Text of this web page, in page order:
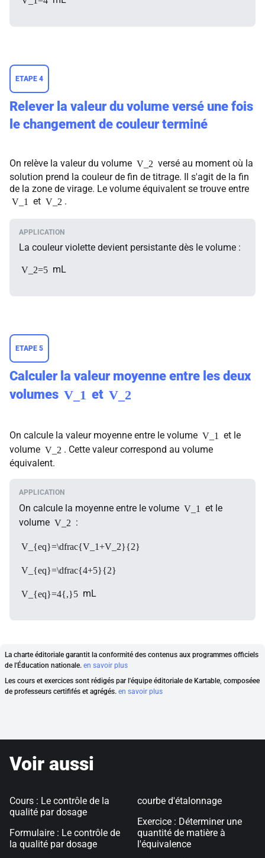
ETAPE 4
Relever la valeur du volume versé une fois
le changement de couleur terminé
On relève la valeur du volume V_2 versé au moment où la
solution prend la couleur de fin de titrage. Il s'agit de la fin
de la zone de virage. Le volume équivalent se trouve entre
V_1 et V_2 .
La couleur violette devient persistante dès le volume :
V_2=5 mL
ETAPE 5
Calculer la valeur moyenne entre les deux
volumes V_1 et V_2
On calcule la valeur moyenne entre le volume V_1
et le
volume V_2 . Cette valeur correspond au volume
équivalent.
On calcule la moyenne entre le volume V_1
et le
volume V_2 :
V_{eq}=\dfrac{V_1+V_2}{2}
V_{eq}=\dfrac{4+5}{2}
V_{eq}=4{,}5 mL
La charte éditoriale garantit la conformité des contenus aux programmes officiels
de l'Éducation nationale. en savoir plus
Les cours et exercices sont rédigés par l'équipe éditoriale de Kartable, composéee
de professeurs certififés et agrégés. en savoir plus
Voir aussi
Cours : Le contrôle de la
qualité par dosage
Formulaire : Le contrôle de
la qualité par dosage
courbe d'étalonnage
Exercice : Déterminer une
quantité de matière à
l'équivalence